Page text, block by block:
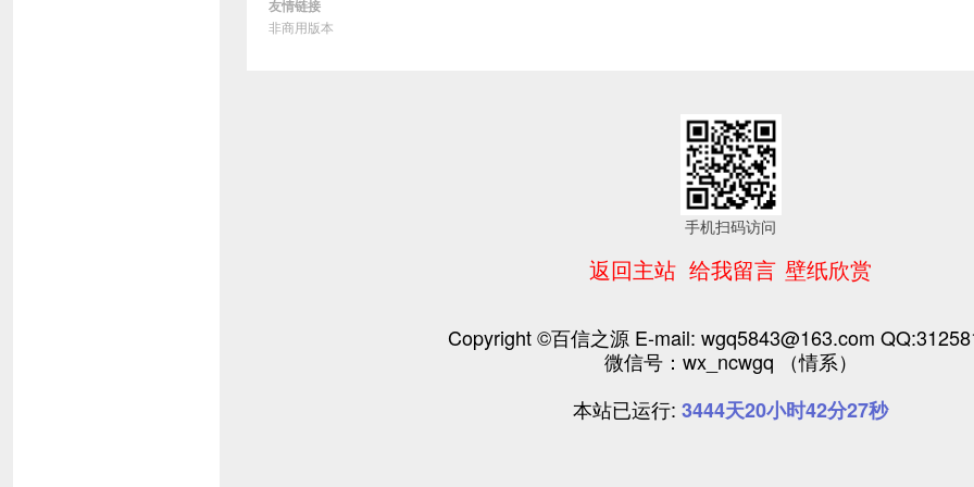
友情链接
非商用版本
手机扫码访问
返回主站 给我留言 壁纸欣赏
Copyright ©百信之源 E-mail: wgq5843@163.com
微信号：wx_ncwgq （情系）
本站已运行: 3444天20小时42分28秒